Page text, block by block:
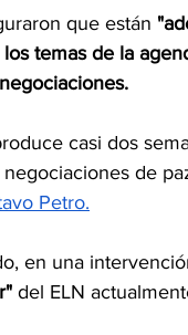
que están
temas de la
casi dos
de
Petro.
en una
del ELN